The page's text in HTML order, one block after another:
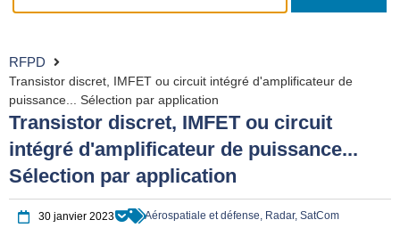
RFPD
Transistor discret, IMFET ou circuit intégré d'amplificateur de
puissance... Sélection par application
Transistor discret, IMFET ou circuit
intégré d'amplificateur de puissance...
Sélection par application
30 janvier 2023 Aérospatiale et défense, Radar, SatCom